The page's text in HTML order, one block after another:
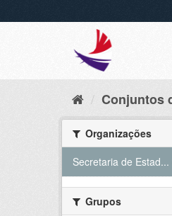
Conjuntos
Organizações
Secretaria de Estad...
Grupos